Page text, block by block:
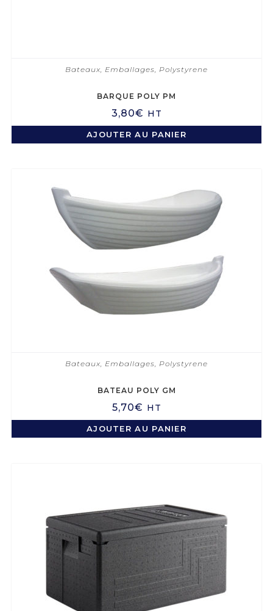
Bateaux Emballages Polystyrene
BARQUE POLY PM
3,80€ HT
AJOUTER AU PANIER
Bateaux, Emballages, Polystyrene
BATEAU POLY GM
5,70€ HT
AJOUTER AU PANIER